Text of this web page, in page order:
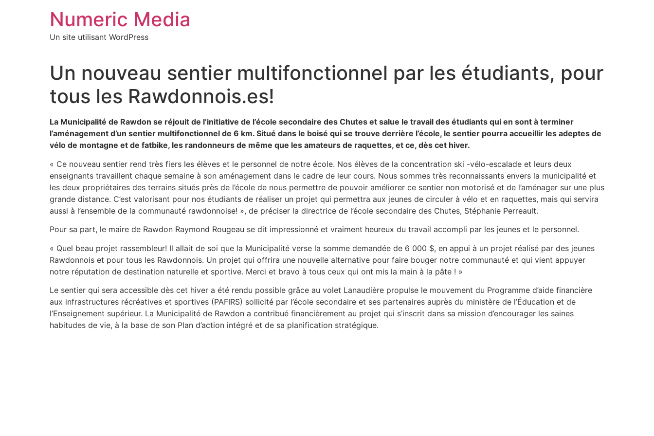
Numeric Media
Un site utilisant WordPress
Un nouveau sentier multifonctionnel par les étudiants, pour
tous les Rawdonnois.es!
La Municipalité de Rawdon se réjouit de l’initiative de l’école secondaire des Chutes et salue le travail des étudiants qui en sont à terminer
l’aménagement d’un sentier multifonctionnel de 6 km. Situé dans le boisé qui se trouve derrière l’école, le sentier pourra accueillir les adeptes de
vélo de montagne et de fatbike, les randonneurs de même que les amateurs de raquettes, et ce, dès cet hiver.
« Ce nouveau sentier rend très fiers les élèves et le personnel de notre école. Nos élèves de la concentration ski -vélo-escalade et leurs deux
enseignants travaillent chaque semaine à son aménagement dans le cadre de leur cours. Nous sommes très reconnaissants envers la municipalité et
les deux propriétaires des terrains situés près de l’école de nous permettre de pouvoir améliorer ce sentier non motorisé et de l’aménager sur une plus
grande distance. C’est valorisant pour nos étudiants de réaliser un projet qui permettra aux jeunes de circuler à vélo et en raquettes, mais qui servira
aussi à l’ensemble de la communauté rawdonnoise! », de préciser la directrice de l’école secondaire des Chutes, Stéphanie Perreault.
Pour sa part, le maire de Rawdon Raymond Rougeau se dit impressionné et vraiment heureux du travail accompli par les jeunes et le personnel.
« Quel beau projet rassembleur! Il allait de soi que la Municipalité verse la somme demandée de 6 000 $, en appui à un projet réalisé par des jeunes
Rawdonnois et pour tous les Rawdonnois. Un projet qui offrira une nouvelle alternative pour faire bouger notre communauté et qui vient appuyer
notre réputation de destination naturelle et sportive. Merci et bravo à tous ceux qui ont mis la main à la pâte ! »
Le sentier qui sera accessible dès cet hiver a été rendu possible grâce au volet Lanaudière propulse le mouvement du Programme d’aide financière
aux infrastructures récréatives et sportives (PAFIRS) sollicité par l’école secondaire et ses partenaires auprès du ministère de l’Éducation et de
l’Enseignement supérieur. La Municipalité de Rawdon a contribué financièrement au projet qui s’inscrit dans sa mission d’encourager les saines
habitudes de vie, à la base de son Plan d’action intégré et de sa planification stratégique.